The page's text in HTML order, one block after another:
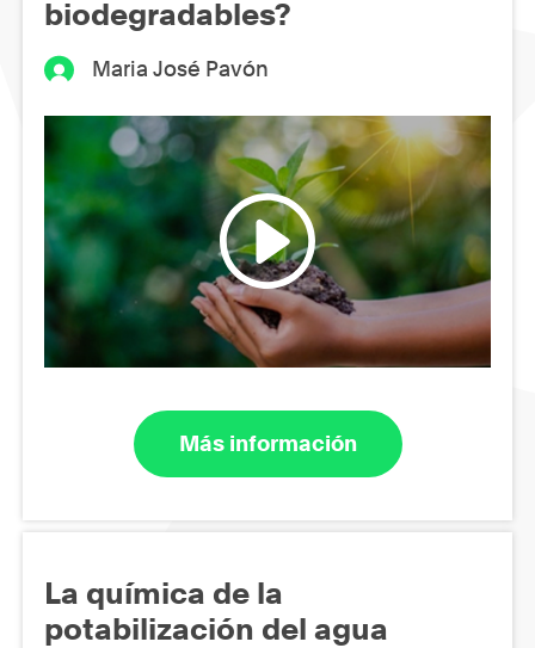
biodegradables?
Maria José Pavón
Más información
La química de la
potabilización del agua